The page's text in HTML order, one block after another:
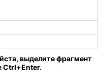
выделите фрагмент
Ctrl+Enter.